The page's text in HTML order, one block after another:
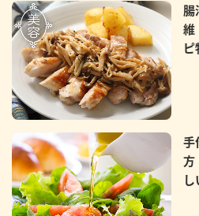
スープ
クイック調味料
ふりかけ
カンタン酢
お酢ドリンク
味ぽん
ぽん酢
かおりの蔵
つゆ
鍋なび
納豆のサイト
ミツカングループについて
企業理念
ミツカンの歴史
ミツカンを知る
環境への取り組み
水の文化センター（
採用情報
ニュースリリース
お客様相談センター
腸
維
ピ
手
方